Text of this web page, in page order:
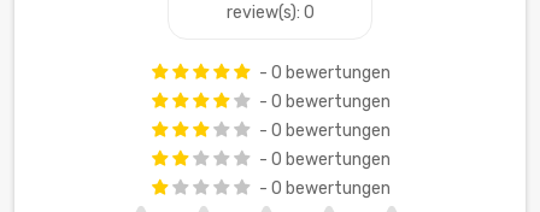
review(s): 0
- 0 bewertungen
- 0 bewertungen
- 0 bewertungen
- 0 bewertungen
- 0 bewertungen